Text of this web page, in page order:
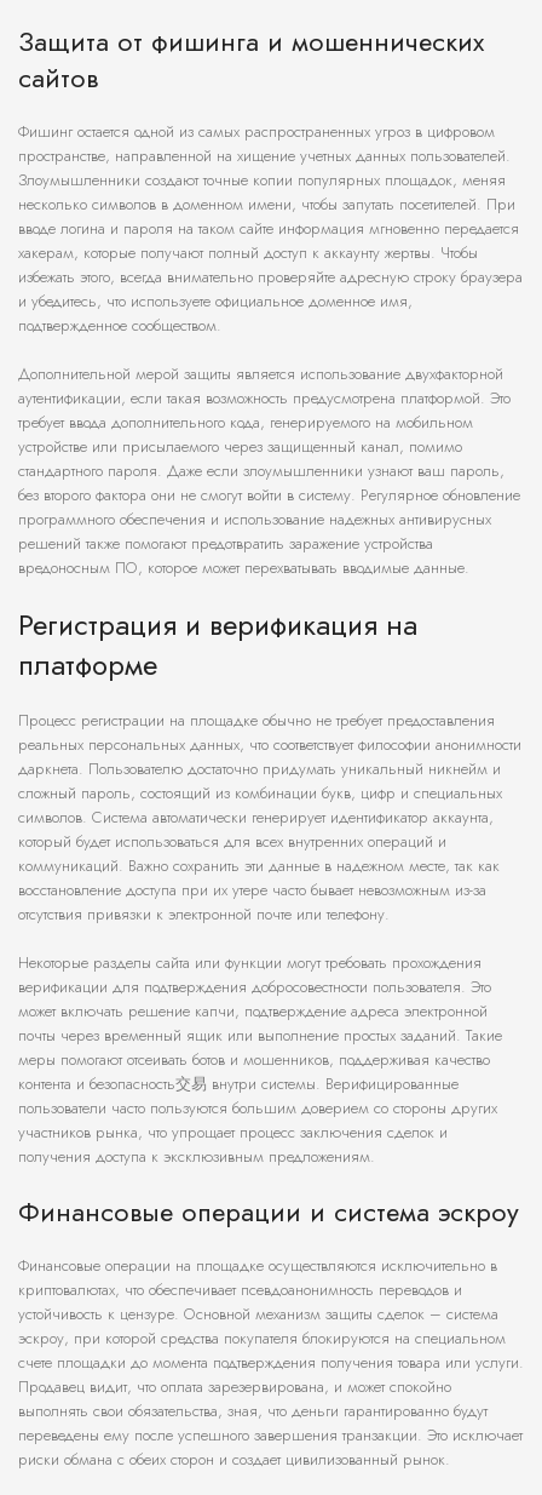
Защита от фишинга и мошеннических
сайтов
Фишинг остается одной из самых распространенных угроз в цифровом
пространстве, направленной на хищение учетных данных пользователей.
Злоумышленники создают точные копии популярных площадок, меняя
несколько символов в доменном имени, чтобы запутать посетителей. При
вводе логина и пароля на таком сайте информация мгновенно передается
хакерам, которые получают полный доступ к аккаунту жертвы. Чтобы
избежать этого, всегда внимательно проверяйте адресную строку браузера
и убедитесь, что используете официальное доменное имя,
подтвержденное сообществом.
Дополнительной мерой защиты является использование двухфакторной
аутентификации, если такая возможность предусмотрена платформой. Это
требует ввода дополнительного кода, генерируемого на мобильном
устройстве или присылаемого через защищенный канал, помимо
стандартного пароля. Даже если злоумышленники узнают ваш пароль,
без второго фактора они не смогут войти в систему. Регулярное обновление
программного обеспечения и использование надежных антивирусных
решений также помогают предотвратить заражение устройства
вредоносным ПО, которое может перехватывать вводимые данные.
Регистрация и верификация на
платформе
Процесс регистрации на площадке обычно не требует предоставления
реальных персональных данных, что соответствует философии анонимности
даркнета. Пользователю достаточно придумать уникальный никнейм и
сложный пароль, состоящий из комбинации букв, цифр и специальных
символов. Система автоматически генерирует идентификатор аккаунта,
который будет использоваться для всех внутренних операций и
коммуникаций. Важно сохранить эти данные в надежном месте, так как
восстановление доступа при их утере часто бывает невозможным из-за
отсутствия привязки к электронной почте или телефону.
Некоторые разделы сайта или функции могут требовать прохождения
верификации для подтверждения добросовестности пользователя. Это
может включать решение капчи, подтверждение адреса электронной
почты через временный ящик или выполнение простых заданий. Такие
меры помогают отсеивать ботов и мошенников, поддерживая качество
контента и безопасность交易 внутри системы. Верифицированные
пользователи часто пользуются большим доверием со стороны других
участников рынка, что упрощает процесс заключения сделок и
получения доступа к эксклюзивным предложениям.
Финансовые операции и система эскроу
Финансовые операции на площадке осуществляются исключительно в
криптовалютах, что обеспечивает псевдоанонимность переводов и
устойчивость к цензуре. Основной механизм защиты сделок – система
эскроу, при которой средства покупателя блокируются на специальном
счете площадки до момента подтверждения получения товара или услуги.
Продавец видит, что оплата зарезервирована, и может спокойно
выполнять свои обязательства, зная, что деньги гарантированно будут
переведены ему после успешного завершения транзакции. Это исключает
риски обмана с обеих сторон и создает цивилизованный рынок.